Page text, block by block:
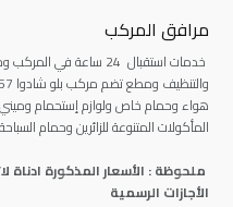
مرافق المركب
هواء وحمام خاص ولوازم إستحمام
المأكولات المتنوعة للزائرين وحمام
ملحوظة : الأسعار المذكورة ادناة
الأجازات الرسمية